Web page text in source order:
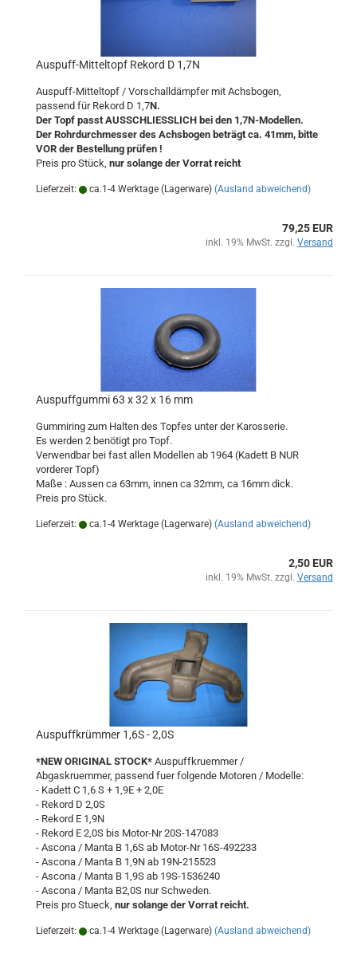
Auspuff-Mitteltopf Rekord D 1,7N
Auspuff-Mitteltopf / Vorschalldämpfer mit Achsbogen,
passend für Rekord D 1,7N.
Der Topf passt AUSSCHLIESSLICH bei den 1,7N-Modellen.
Der Rohrdurchmesser des Achsbogen beträgt ca. 41mm, bitte
VOR der Bestellung prüfen !
Preis pro Stück, nur solange der Vorrat reicht
Lieferzeit: ca.1-4 Werktage (Lagerware) (Ausland abweichend)
79,25 EUR
inkl. 19% MwSt. zzgl. Versand
Auspuffgummi 63 x 32 x 16 mm
Gummiring zum Halten des Topfes unter der Karosserie.
Es werden 2 benötigt pro Topf.
Verwendbar bei fast allen Modellen ab 1964 (Kadett B NUR
vorderer Topf)
Maße : Aussen ca 63mm, innen ca 32mm, ca 16mm dick.
Preis pro Stück.
Lieferzeit: ca.1-4 Werktage (Lagerware) (Ausland abweichend)
2,50 EUR
inkl. 19% MwSt. zzgl. Versand
Auspuffkrümmer 1,6S - 2,0S
*NEW ORIGINAL STOCK* Auspuffkruemmer /
Abgaskruemmer, passend fuer folgende Motoren / Modelle:
- Kadett C 1,6 S + 1,9E + 2,0E
- Rekord D 2,0S
- Rekord E 1,9N
- Rekord E 2,0S bis Motor-Nr 20S-147083
- Ascona / Manta B 1,6S ab Motor-Nr 16S-492233
- Ascona / Manta B 1,9N ab 19N-215523
- Ascona / Manta B 1,9S ab 19S-1536240
- Ascona / Manta B2,0S nur Schweden.
Preis pro Stueck, nur solange der Vorrat reicht.
Lieferzeit: ca.1-4 Werktage (Lagerware) (Ausland abweichend)